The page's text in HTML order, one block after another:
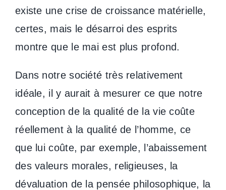
existe une crise de croissance matérielle,
certes, mais le désarroi des esprits
montre que le mai est plus profond.
Dans notre société très relativement
idéale, il y aurait à mesurer ce que notre
conception de la qualité de la vie coûte
réellement à la qualité de l’homme, ce
que lui coûte, par exemple, l’abaissement
des valeurs morales, religieuses, la
dévaluation de la pensée philosophique, la